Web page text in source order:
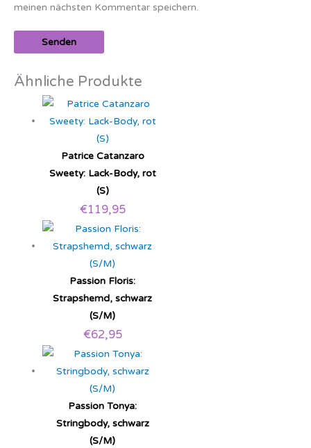
meinen nächsten Kommentar speichern.
Ähnliche Produkte
Patrice Catanzaro
Sweety: Lack-Body, rot
(S)
€119,95
Passion Floris:
Strapshemd, schwarz
(S/M)
€62,95
Passion Tonya:
Stringbody, schwarz
(S/M)